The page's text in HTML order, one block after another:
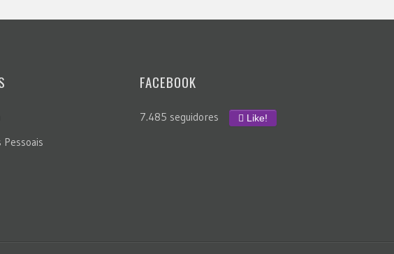
Pessoais
FACEBOOK
7.485 seguidores Like!